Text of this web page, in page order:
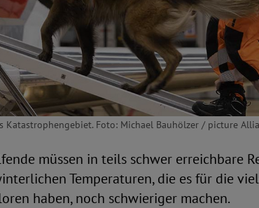
Foto: Michael Bauhölzer / picture
müssen in teils schwer erreichbare
Temperaturen, die es für die
haben, noch schwieriger machen.